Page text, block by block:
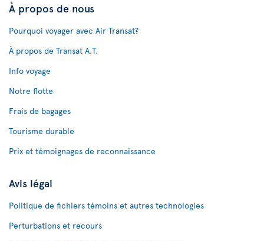
À propos de nous
Pourquoi voyager avec Air Transat?
À propos de Transat A.T.
Info voyage
Notre flotte
Frais de bagages
Tourisme durable
Prix et témoignages de reconnaissance
Avis légal
Politique de fichiers témoins et autres technologies
Perturbations et recours